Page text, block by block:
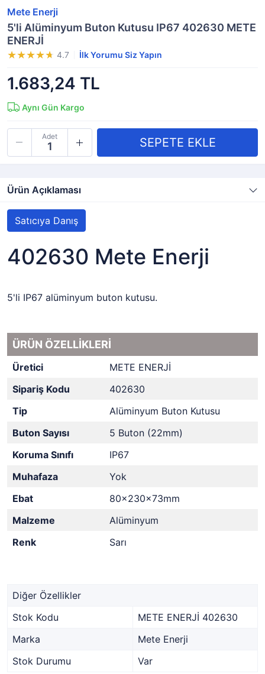
Mete Enerji
5'li Alüminyum Buton Kutusu IP67 402630 METE
ENERJİ
4.7 İlk Yorumu Siz Yapın
1.683,24 TL
Aynı Gün Kargo
Adet
Ürün Açıklaması
Satıcıya Danış
402630 Mete Enerji
5'li IP67 alüminyum buton kutusu.
ÜRÜN ÖZELLİKLERİ
Üretici
METE ENERJİ
Sipariş Kodu
402630
Tip
Alüminyum Buton Kutusu
Buton Sayısı
5 Buton (22mm)
Koruma Sınıfı
IP67
Muhafaza
Yok
Ebat
80x230x73mm
Malzeme
Alüminyum
Renk
Sarı
Diğer Özellikler
Stok Kodu
METE ENERJİ 402630
Marka
Mete Enerji
Stok Durumu
Var